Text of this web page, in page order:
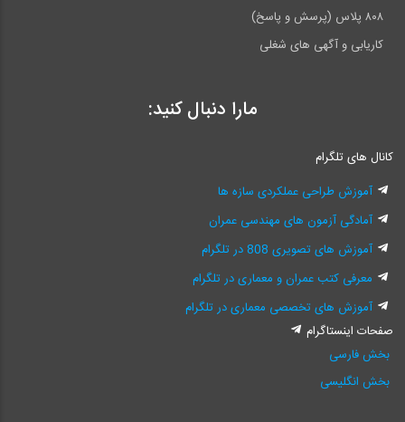
۸۰۸ پلاس (پرسش و پاسخ)
کاریابی و آگهی های شغلی
مارا دنبال کنید:
کانال های تلگرام
آموزش طراحی عملکردی سازه ها
آمادگی آزمون های مهندسی عمران
آموزش های تصویری 808 در تلگرام
معرفی کتب عمران و معماری در تلگرام
آموزش های تخصصی معماری در تلگرام
صفحات اینستاگرام
بخش فارسی
بخش انگلیسی